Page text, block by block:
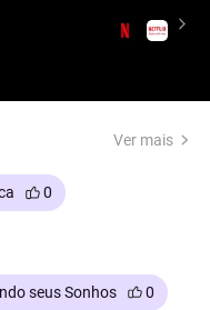
do amor.
Ver mais
0
seus Sonhos 0